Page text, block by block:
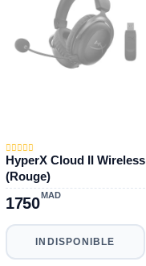
HyperX Cloud II Wireless
(Rouge)
1750MAD
INDISPONIBLE